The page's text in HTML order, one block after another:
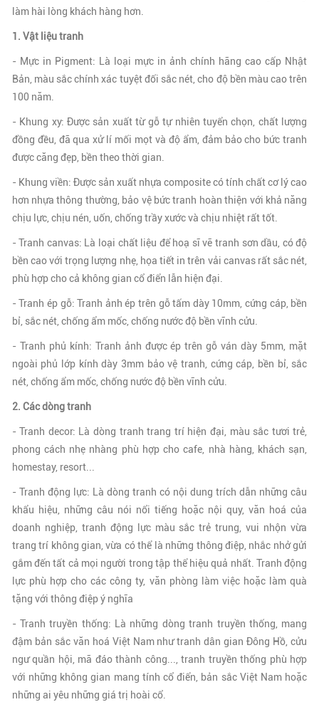
làm hài lòng khách hàng hơn.
1. Vật liệu tranh
- Mực in Pigment: Là loại mực in ảnh chính hãng cao cấp Nhật
Bản, màu sắc chính xác tuyệt đối sắc nét, cho độ bền màu cao trên
100 năm.
- Khung xy: Được sản xuất từ gỗ tự nhiên tuyển chọn, chất lượng
đồng đều, đã qua xử lí mối mọt và độ ẩm, đảm bảo cho bức tranh
được căng đẹp, bền theo thời gian.
- Khung viền: Được sản xuất nhựa composite có tính chất cơ lý cao
hơn nhựa thông thường, bảo vệ bức tranh hoàn thiện với khả năng
chịu lực, chịu nén, uốn, chống trầy xước và chịu nhiệt rất tốt.
- Tranh canvas: Là loại chất liệu để hoạ sĩ vẽ tranh sơn dầu, có độ
bền cao với trọng lượng nhẹ, họa tiết in trên vải canvas rất sắc nét,
phù hợp cho cả không gian cổ điển lẫn hiện đại.
- Tranh ép gỗ: Tranh ảnh ép trên gỗ tấm dày 10mm, cứng cáp, bền
bỉ, sắc nét, chống ẩm mốc, chống nước độ bền vĩnh cửu.
- Tranh phủ kính: Tranh ảnh được ép trên gỗ ván dày 5mm, mặt
ngoài phủ lớp kính dày 3mm bảo vệ tranh, cứng cáp, bền bỉ, sắc
nét, chống ẩm mốc, chống nước độ bền vĩnh cửu.
2. Các dòng tranh
- Tranh decor: Là dòng tranh trang trí hiện đại, màu sắc tươi trẻ,
phong cách nhẹ nhàng phù hợp cho cafe, nhà hàng, khách sạn,
homestay, resort...
- Tranh động lực: Là dòng tranh có nội dung trích dẫn những câu
khẩu hiệu, những câu nói nổi tiếng hoặc nội quy, văn hoá của
doanh nghiệp, tranh động lực màu sắc trẻ trung, vui nhộn vừa
trang trí không gian, vừa có thể là những thông điệp, nhắc nhở gửi
gắm đến tất cả mọi người trong tập thể hiệu quả nhất. Tranh động
lực phù hợp cho các công ty, văn phòng làm việc hoặc làm quà
tặng với thông điệp ý nghĩa
- Tranh truyền thống: Là những dòng tranh truyền thống, mang
đậm bản sắc văn hoá Việt Nam như tranh dân gian Đông Hồ, cửu
ngư quần hội, mã đáo thành công..., tranh truyền thống phù hợp
với những không gian mang tính cổ điển, bản sắc Việt Nam hoặc
những ai yêu những giá trị hoài cổ.